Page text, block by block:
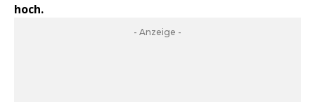
hoch.
- Anzeige -